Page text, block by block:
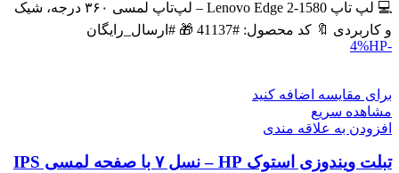
43,600,000 تومان
39,900,000 تومان
است.
💻 لپ تاپ Lenovo Edge 2-1580 – لپ‌تاپ لمسی ۳۶۰ درجه، شیک
و کاربردی 🔖 کد محصول: #41137 🎁 #ارسال_رایگان
-4%
HP
برای مقایسه اضافه کنید
مشاهده سریع
افزودن به علاقه مندی
تبلت ویندوزی استوک HP – نسل ۷ با صفحه لمسی IPS